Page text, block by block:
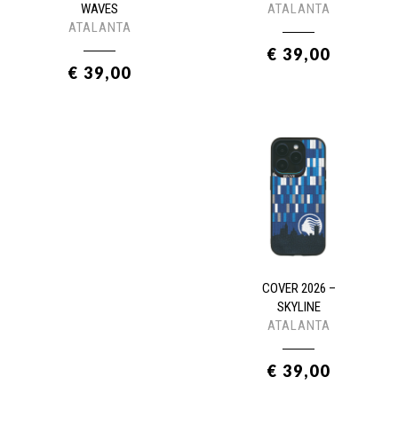
WAVES
ATALANTA
€ 39,00
ATALANTA
€ 39,00
COVER 2026 –
SKYLINE
ATALANTA
€ 39,00